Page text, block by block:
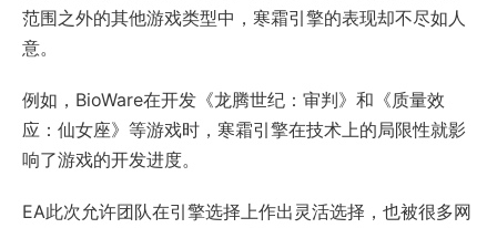
范围之外的其他游戏类型中，寒霜引擎的表现却不尽如人
意。
例如，BioWare在开发《龙腾世纪：审判》和《质量效
应：仙女座》等游戏时，寒霜引擎在技术上的局限性就影
响了游戏的开发进度。
EA此次允许团队在引擎选择上作出灵活选择，也被很多网